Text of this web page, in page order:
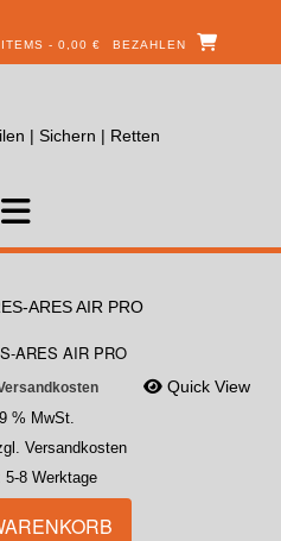
- 0,00 € BEZAHLEN
ARES AIR PRO
Quick View
% MwSt.
Versandkosten
5-8 Werktage